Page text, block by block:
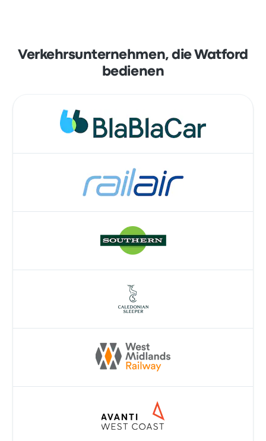
Verkehrsunternehmen, die Watford
bedienen